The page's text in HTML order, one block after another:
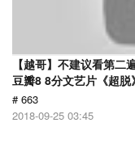
【越哥】不建议看第二
豆瓣8 8分文艺片《超脱
# 663
2018-09-25 03:45